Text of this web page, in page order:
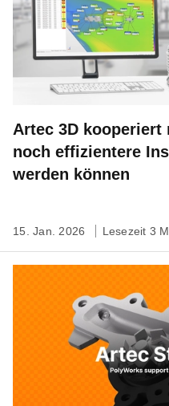
Artec 3D
noch effizientere
werden können
15. Jan. 2026 Lesezeit 3